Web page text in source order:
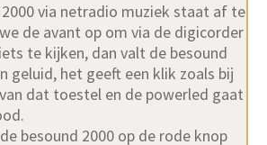
2000 via netradio muziek staat af te
de avant op om via de digicorder
te kijken, dan valt de besound
geluid, het geeft een klik zoals bij
dat toestel en de powerled gaat
besound 2000 op de rode knop